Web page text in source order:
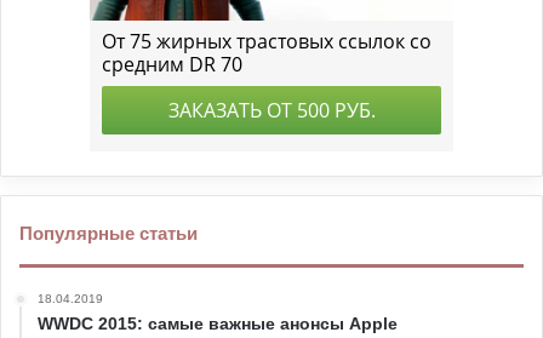
Популярные статьи
18.04.2019
WWDC 2015: самые важные анонсы Apple